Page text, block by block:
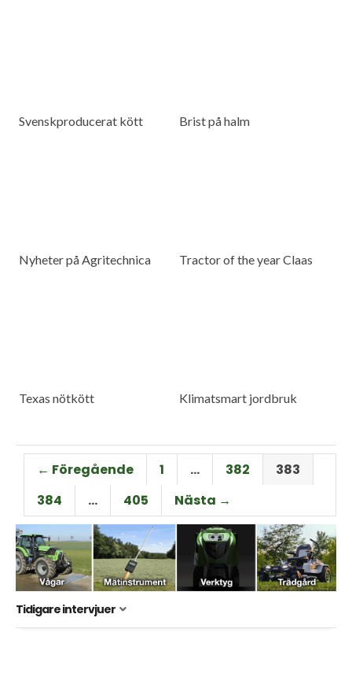
Svenskproducerat kött Brist på halm
Nyheter på Agritechnica Tractor of the year Claas
Texas nötkött Klimatsmart jordbruk
← Föregående 1 … 382
383
384
… 405 Nästa →
Tidigare intervjuer